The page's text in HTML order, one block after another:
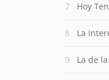
Hoy
La
La de